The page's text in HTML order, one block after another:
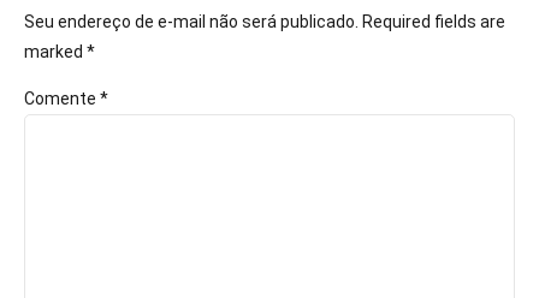
Seu endereço de e-mail não será publicado. Required fields are
marked *
Comente *